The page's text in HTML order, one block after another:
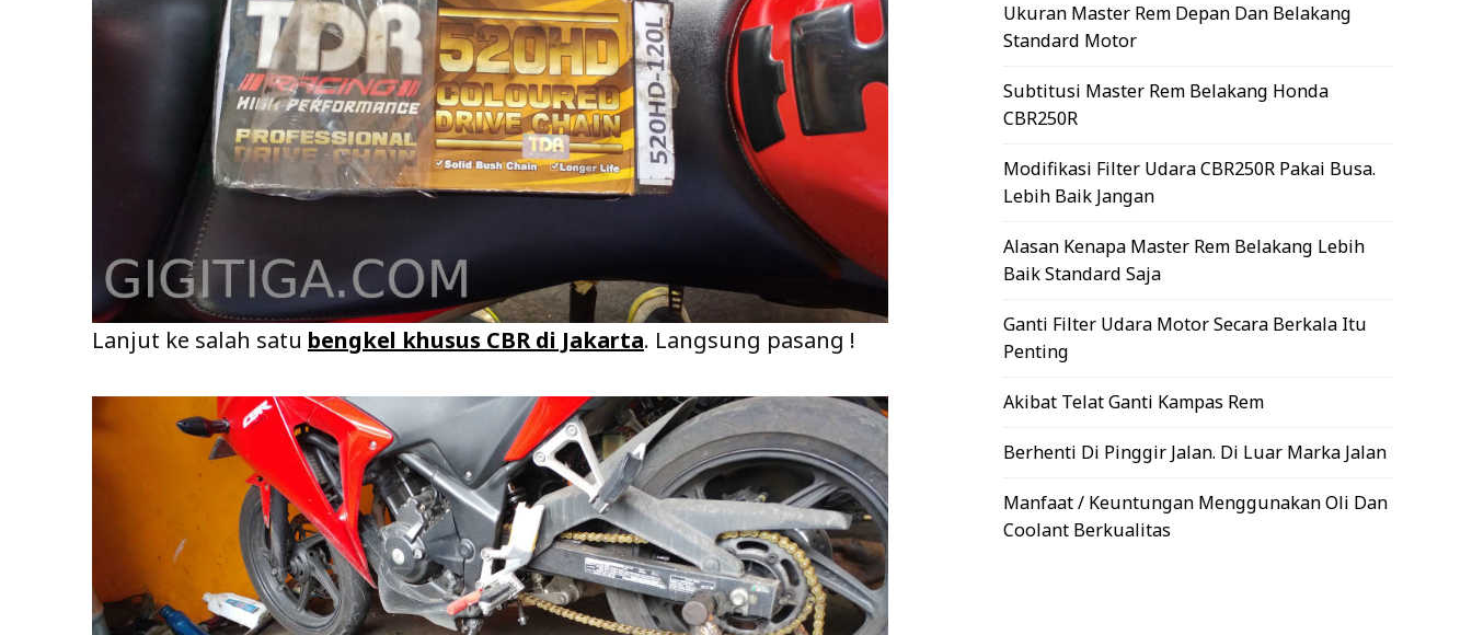
Lanjut ke salah satu bengkel khusus CBR di Jakarta. Langsung pasang !
Ukuran Master Rem Depan Dan Belakang
Standard Motor
Subtitusi Master Rem Belakang Honda
CBR250R
Modifikasi Filter Udara CBR250R Pakai Busa.
Lebih Baik Jangan
Alasan Kenapa Master Rem Belakang Lebih
Baik Standard Saja
Ganti Filter Udara Motor Secara Berkala Itu
Penting
Akibat Telat Ganti Kampas Rem
Berhenti Di Pinggir Jalan. Di Luar Marka Jalan
Manfaat / Keuntungan Menggunakan Oli Dan
Coolant Berkualitas